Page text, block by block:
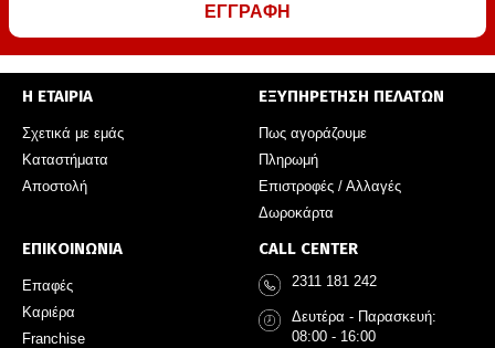
ΕΓΓΡΑΦΗ
Η ΕΤΑΙΡΙΑ
Σχετικά με εμάς
Καταστήματα
Αποστολή
ΕΞΥΠΗΡΕΤΗΣΗ ΠΕΛΑΤΩΝ
Πως αγοράζουμε
Πληρωμή
Επιστροφές / Αλλαγές
Δωροκάρτα
ΕΠΙΚΟΙΝΩΝΙΑ
Επαφές
Καριέρα
Franchise
CALL CENTER
2311 181 242
Δευτέρα - Παρασκευή:
08:00 - 16:00